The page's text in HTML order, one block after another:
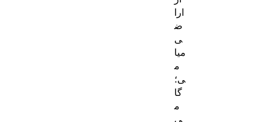
ارا
ض
ی
میا
م
ی؛
گا
م
ی